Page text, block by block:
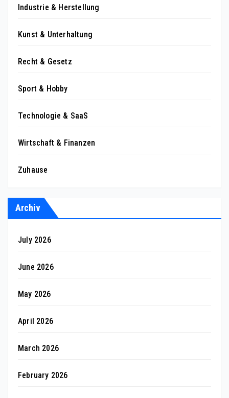
Industrie & Herstellung
Kunst & Unterhaltung
Recht & Gesetz
Sport & Hobby
Technologie & SaaS
Wirtschaft & Finanzen
Zuhause
Archiv
July 2026
June 2026
May 2026
April 2026
March 2026
February 2026